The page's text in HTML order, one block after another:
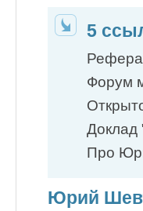
5
Форум
Доклад
Про
Юрий